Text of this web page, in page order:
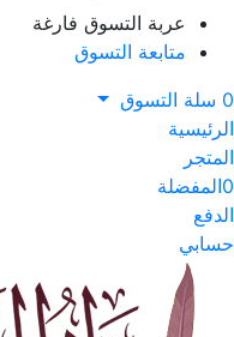
عربة التسوق فارغة
متابعة التسوق
0 سلة التسوق
الرئيسية
المتجر
0المفضلة
الدفع
حسابي